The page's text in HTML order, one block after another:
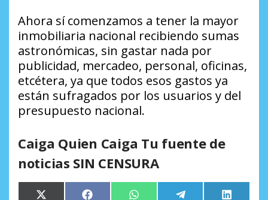
Ahora sí comenzamos a tener la mayor
inmobiliaria nacional recibiendo sumas
astronómicas, sin gastar nada por
publicidad, mercadeo, personal, oficinas,
etcétera, ya que todos esos gastos ya
están sufragados por los usuarios y del
presupuesto nacional.
Caiga Quien Caiga Tu fuente de
noticias SIN CENSURA